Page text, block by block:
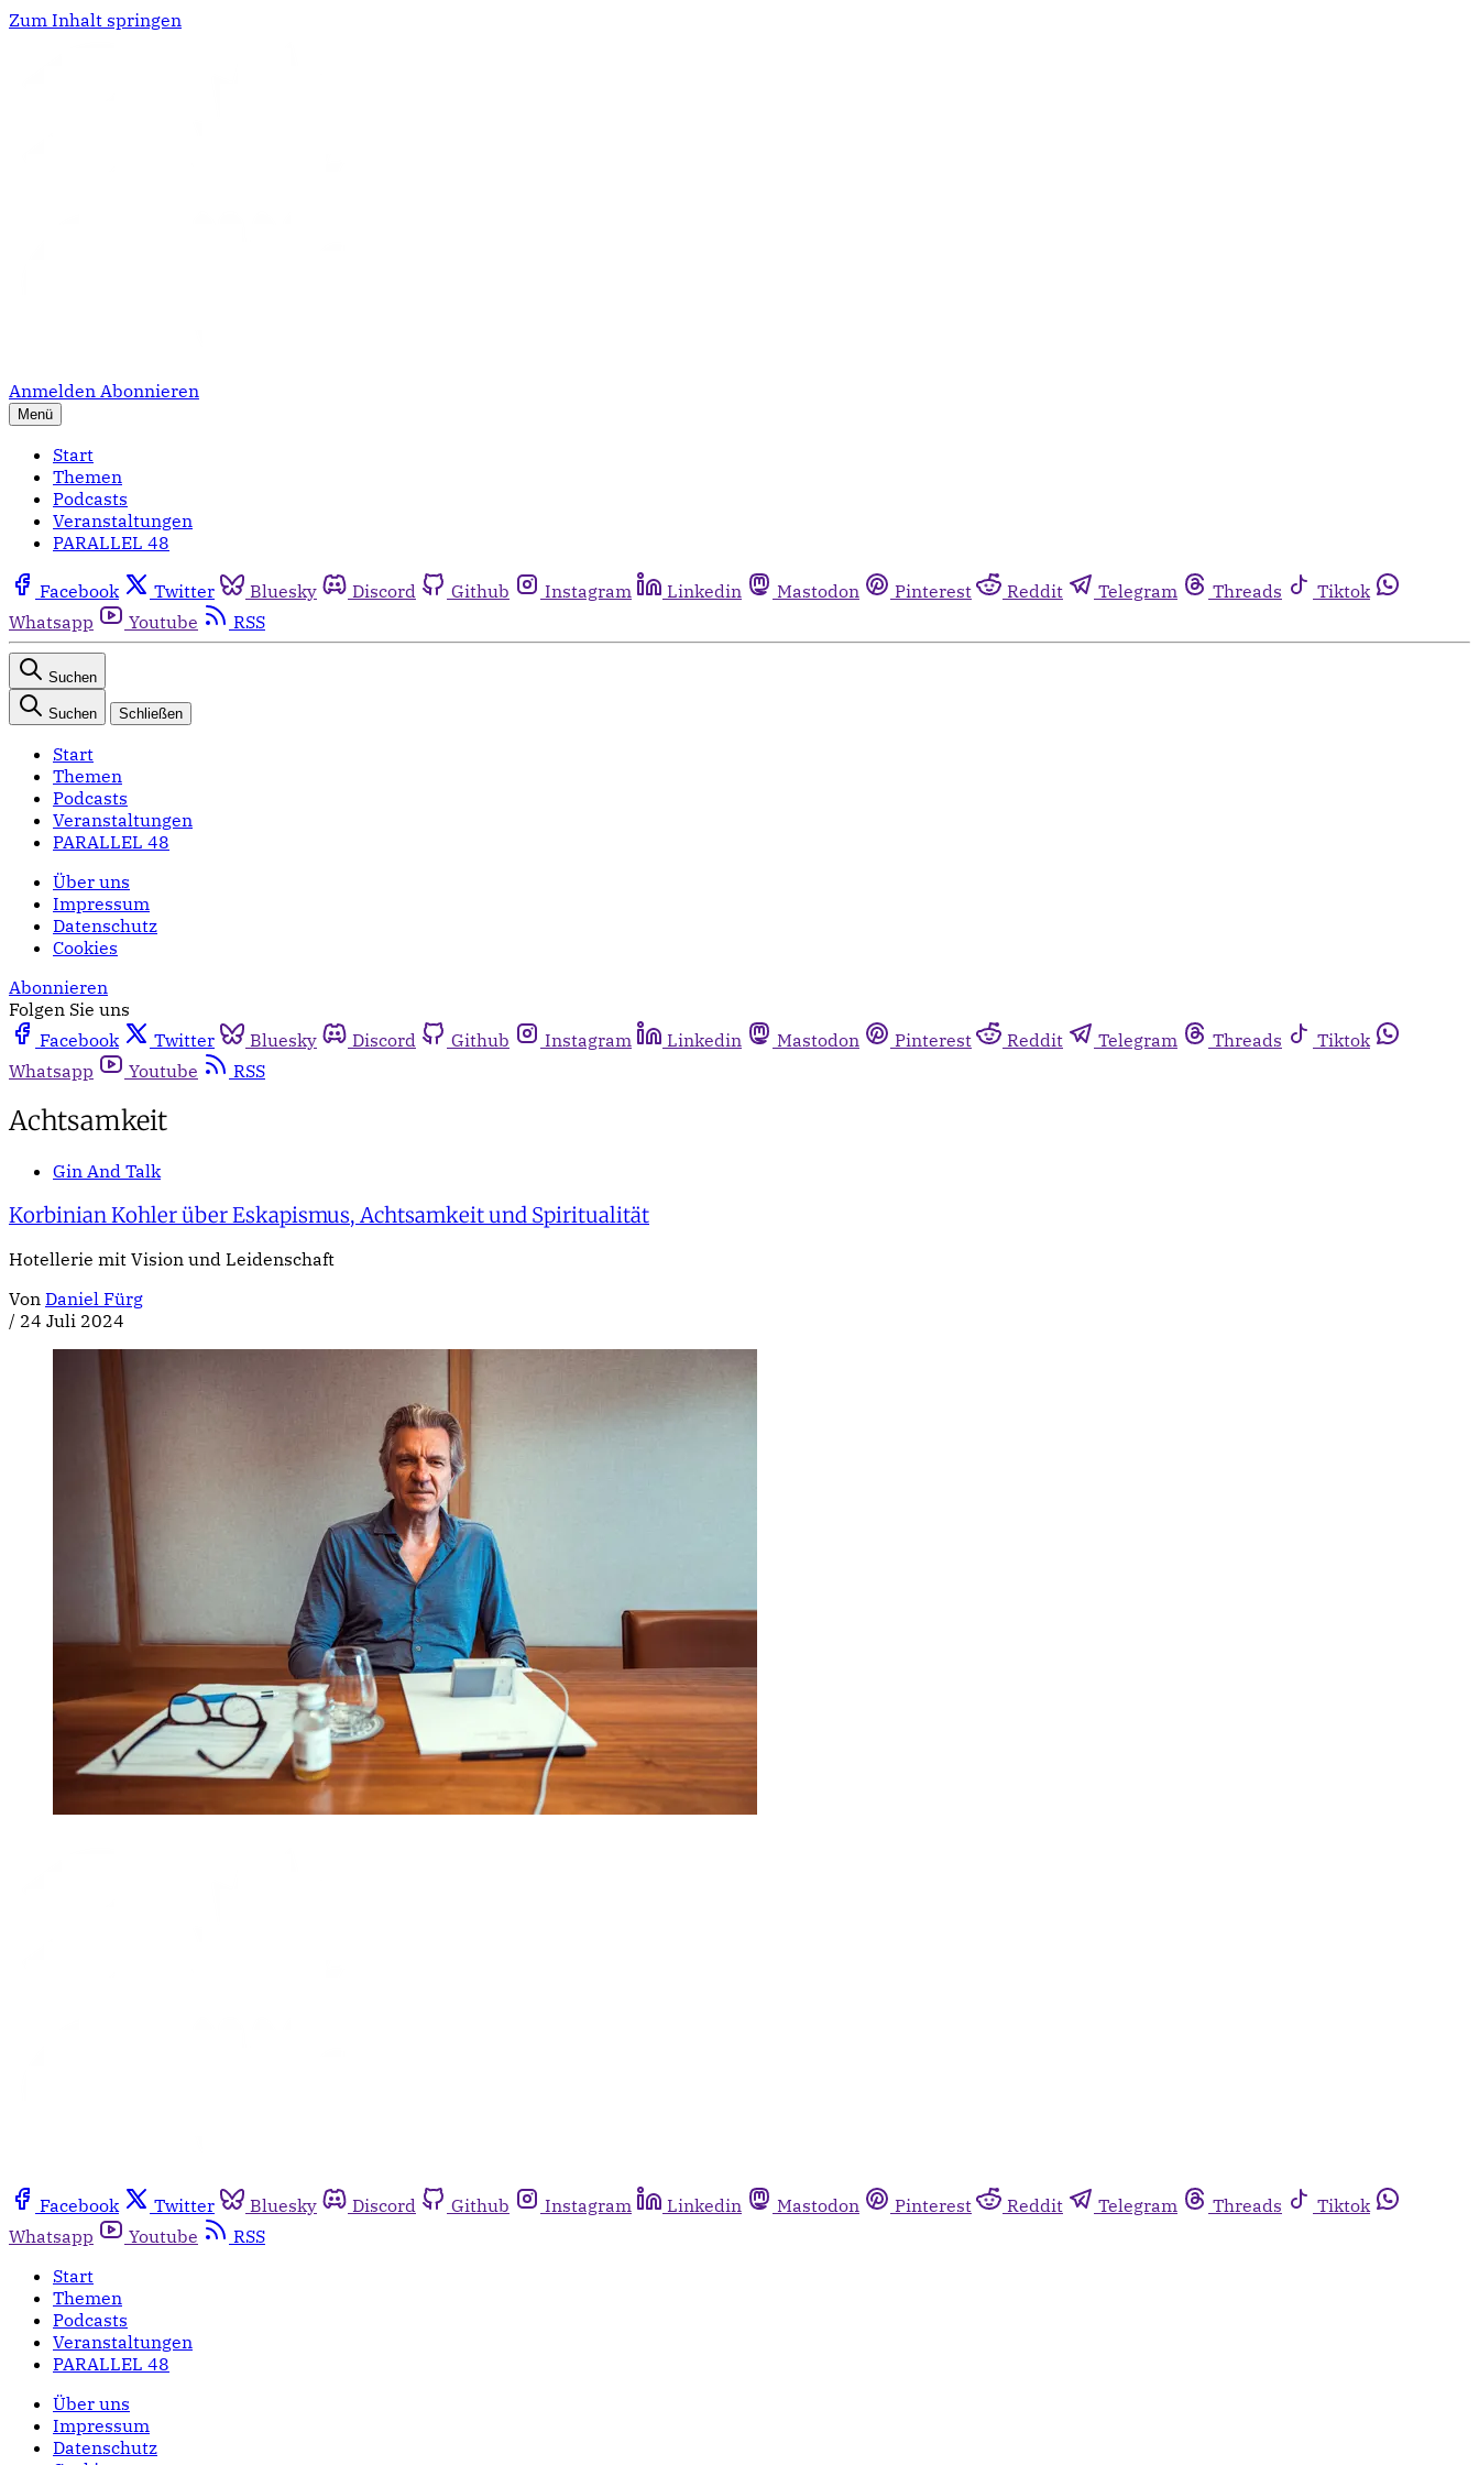
Zum Inhalt springen
Anmelden Abonnieren
Menü
Start
Themen
Podcasts
Veranstaltungen
PARALLEL 48
Facebook Twitter Bluesky Discord Github Instagram Linkedin Mastodon Pinterest Reddit Telegram Threads
Tiktok
Whatsapp
Youtube RSS
Suchen
Suchen Schließen
Start
Themen
Podcasts
Veranstaltungen
PARALLEL 48
Über uns
Impressum
Datenschutz
Cookies
Abonnieren
Folgen Sie uns
Facebook
Twitter Bluesky Discord Github Instagram Linkedin Mastodon Pinterest Reddit Telegram Threads
Tiktok
Whatsapp
Youtube RSS
Achtsamkeit
Gin And Talk
Korbinian Kohler über Eskapismus, Achtsamkeit und Spiritualität
Hotellerie mit Vision und Leidenschaft
Von Daniel Fürg
/ 24 Juli 2024
Facebook Twitter Bluesky Discord Github Instagram Linkedin Mastodon Pinterest Reddit Telegram Threads
Tiktok
Whatsapp
Youtube
RSS
Start
Themen
Podcasts
Veranstaltungen
PARALLEL 48
Über uns
Impressum
Datenschutz